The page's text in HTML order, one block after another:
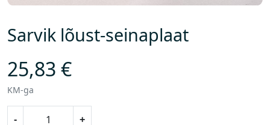
Sarvik lõust-seinaplaat
25,83 €
KM-ga
- +